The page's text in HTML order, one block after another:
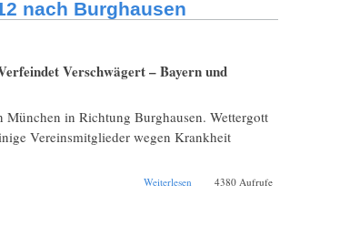
nach Burghausen
Verschwägert – Bayern und
in Richtung Burghausen. Wettergott
Vereinsmitglieder wegen Krankheit
Weiterlesen über Vereinsausflug
4380 Aufrufe